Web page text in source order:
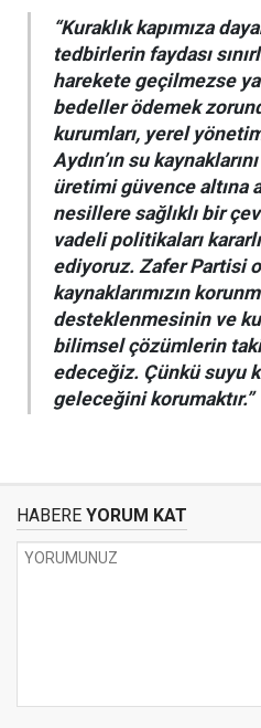
“Kuraklık kapımıza
tedbirlerin faydası
harekete geçilmezse
bedeller ödemek
kurumları, yerel
Aydın’ın su
üretimi güvence altına
nesillere sağlıklı bir
vadeli politikaları
ediyoruz. Zafer Partisi
kaynaklarımızın
desteklenmesinin ve
bilimsel çözümlerin
edeceğiz. Çünkü suyu
geleceğini korumaktır.”
HABERE YORUM KAT